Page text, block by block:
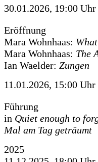
30.01.2026, 19:00 Uhr
Eröffnung
Mara Wohnhaas:
Mara Wohnhaas: The
Ian Waelder: Zungen
11.01.2026, 15:00 Uhr
Führung
in Quiet enough to
Mal am Tag geträumt
2025